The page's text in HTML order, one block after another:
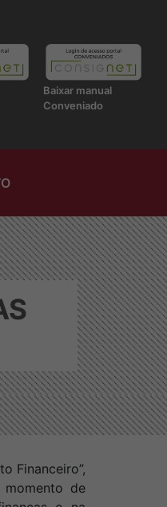
Baixar manual
Conveniado
Financeiro”,
momento de